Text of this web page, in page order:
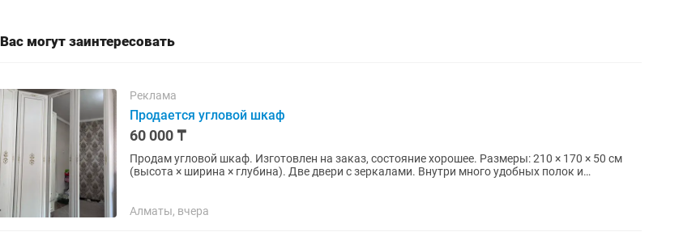
Вас могут заинтересовать
Реклама
Продается угловой шкаф
60 000 ₸
Продам угловой шкаф. Изготовлен на заказ, состояние хорошее. Размеры: 210 × 170 × 50 см
(высота × ширина × глубина). Две двери с зеркалами. Внутри много удобных полок и
Алматы, вчера